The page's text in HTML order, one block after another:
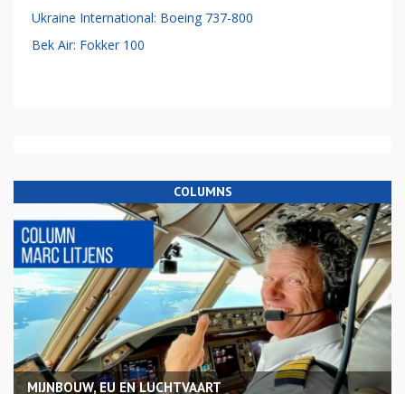
Ukraine International: Boeing 737-800
Bek Air: Fokker 100
COLUMNS
MIJNBOUW, EU EN LUCHTVAART